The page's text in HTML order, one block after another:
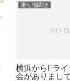
乗り物関連
横浜からFラ
会がありまして